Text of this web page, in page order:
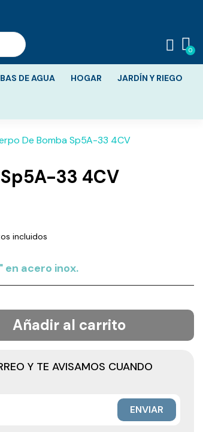
DE AGUA HOGAR JARDÍN Y RIEGO
De Bomba Sp5A-33 4CV
33 4CV
incluidos
en acero inox.
Añadir al carrito
Y TE AVISAMOS CUANDO
ENVIAR